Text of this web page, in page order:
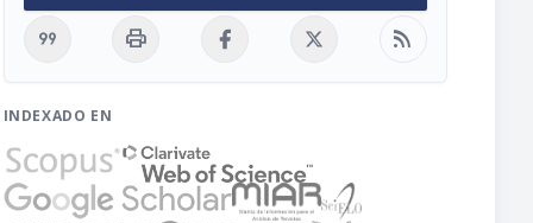
format_quote print rss_feed
INDEXADO EN